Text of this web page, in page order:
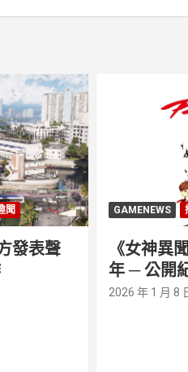
聞
發表聲
GAMENEWS
《女神異
年 ─ 公開
2026 年 1 月 8